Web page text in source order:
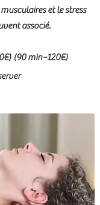
et le stress
associé.
(90 min~120€)